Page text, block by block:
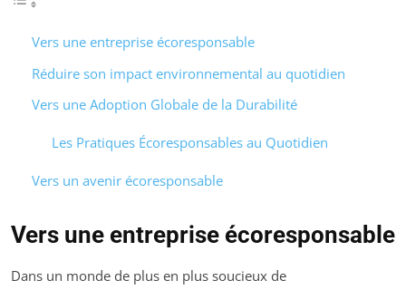
Vers une entreprise écoresponsable
Réduire son impact environnemental au quotidien
Vers une Adoption Globale de la Durabilité
Les Pratiques Écoresponsables au Quotidien
Vers un avenir écoresponsable
Vers une entreprise écoresponsable
Dans un monde de plus en plus soucieux de